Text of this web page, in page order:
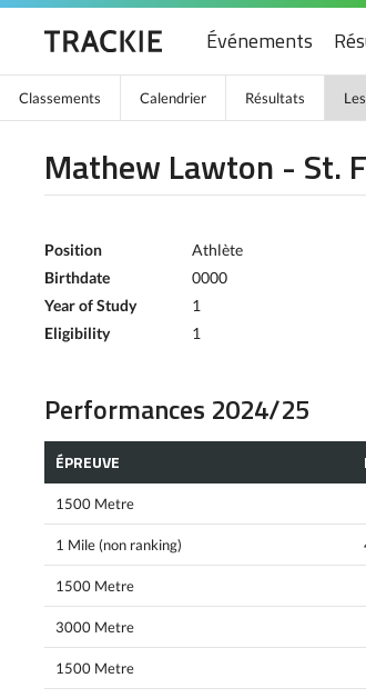
Événements
Classements Calendrier Résultats
Mathew Lawton - St.
Position
Athlète
Birthdate
0000
Year of Study
1
Eligibility
1
Performances 2024/25
ÉPREUVE
1500 Metre
1 Mile (non ranking)
1500 Metre
3000 Metre
1500 Metre